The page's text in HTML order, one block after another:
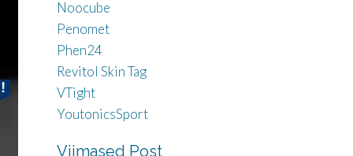
Noocube
Penomet
Phen24
Revitol Skin Tag
VTight
YoutonicsSport
Viimased Post